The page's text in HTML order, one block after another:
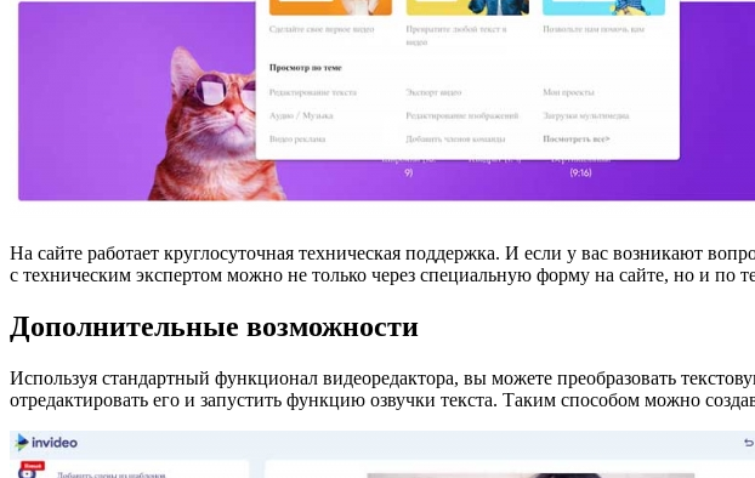
На сайте работает круглосуточная техническая поддержка. И если у вас возникают
с техническим экспертом можно не только через специальную форму на сайте, но и по
Дополнительные возможности
Используя стандартный функционал видеоредактора, вы можете преобразовать
отредактировать его и запустить функцию озвучки текста. Таким способом можно